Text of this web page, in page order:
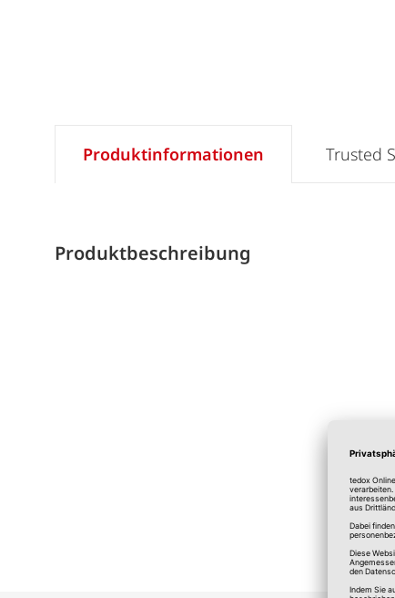
Produktinformationen
Produktbeschreibung
Trusted